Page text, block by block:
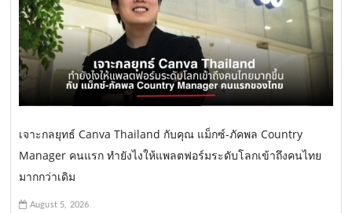
เจาะกลยุทธ์ Canva Thailand กับคุณ แม็กซ์-ภัคพล Country
Manager คนแรก ทำยังไงให้แพลตฟอร์มระดับโลกเข้าถึงคนไทย
มากกว่าเดิม
August 5, 2026